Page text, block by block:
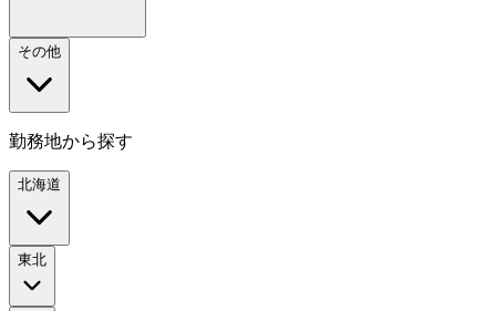
その他
勤務地から探す
北海道
東北